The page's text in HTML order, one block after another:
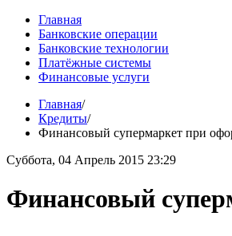
Главная
Банковские операции
Банковские технологии
Платёжные системы
Финансовые услуги
Главная/
Кредиты/
Финансовый супермаркет при
Суббота, 04 Апрель 2015 23:29
Финансовый